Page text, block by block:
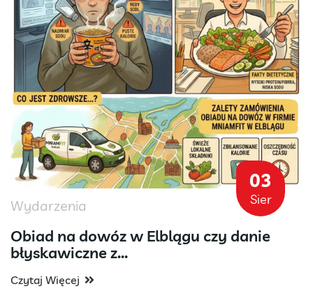
03
Sier
Wydarzenia
Obiad na dowóz w Elblągu czy danie
błyskawiczne z...
Czytaj Więcej